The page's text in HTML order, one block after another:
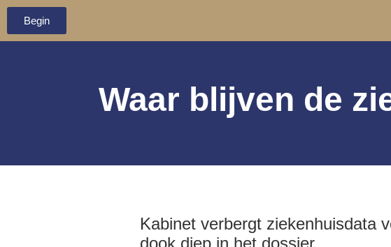
Begin
Waar blijven de
Kabinet verbergt ziekenhuisdata
dook diep in het dossier